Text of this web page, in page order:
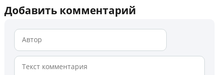
Добавить комментарий